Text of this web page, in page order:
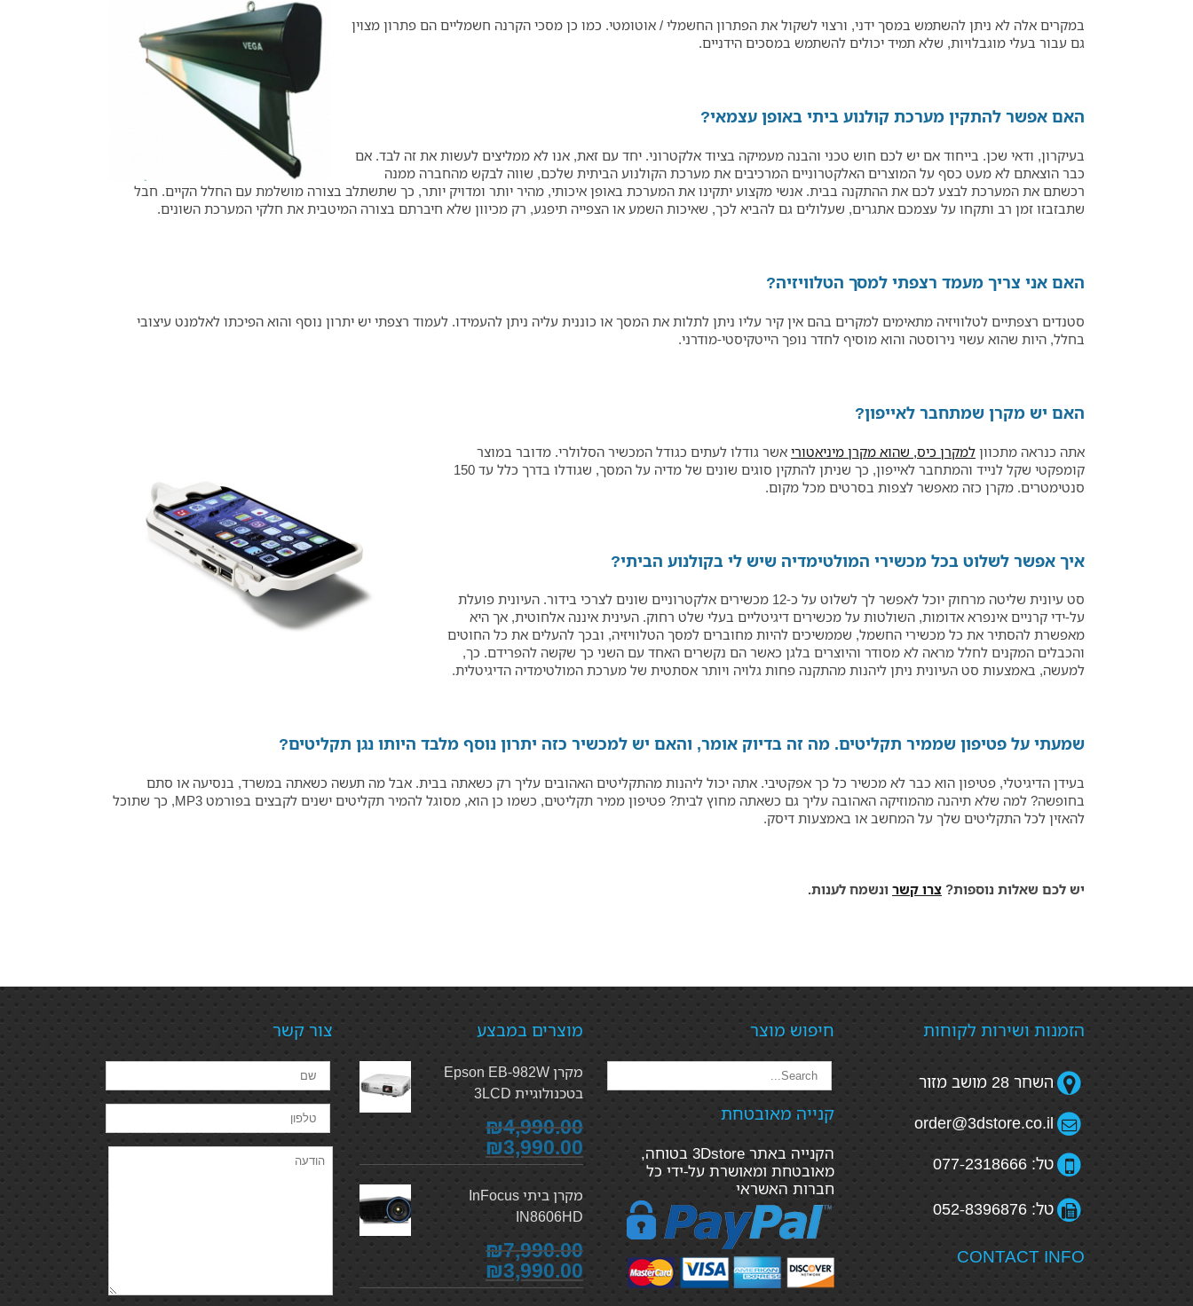
במקרים אלה לא ניתן להשתמש במסך ידני, ורצוי לשקול את הפתרון החשמלי / אוטומטי. כמו כן מסכי הקרנה חשמליים הם פתרון מצוין
גם עבור בעלי מוגבלויות, שלא תמיד יכולים להשתמש במסכים הידניים.
האם אפשר להתקין מערכת קולנוע ביתי באופן עצמאי?
בעיקרון, ודאי שכן. בייחוד אם יש לכם חוש טכני והבנה מעמיקה בציוד אלקטרוני. יחד עם זאת, אנו לא ממליצים לעשות את זה לבד. אם
כבר הוצאתם לא מעט כסף על המוצרים האלקטרוניים המרכיבים את מערכת הקולנוע הביתית שלכם, שווה לבקש מהחברה ממנה
רכשתם את המערכת לבצע לכם את ההתקנה בבית. אנשי מקצוע יתקינו את המערכת באופן איכותי, מהיר יותר ומדויק יותר, כך שתשתלב בצורה מושלמת עם החלל הקיים. חבל
שתבזבזו זמן רב ותקחו על עצמכם אתגרים, שעלולים גם להביא לכך, שאיכות השמע או הצפייה תיפגע, רק מכיוון שלא חיברתם בצורה המיטבית את חלקי המערכת השונים.
האם אני צריך מעמד רצפתי למסך הטלוויזיה?
סטנדים רצפתיים לטלוויזיה מתאימים למקרים בהם אין קיר עליו ניתן לתלות את המסך או כוננית עליה ניתן להעמידו. לעמוד רצפתי יש יתרון נוסף והוא הפיכתו לאלמנט עיצובי
בחלל, היות שהוא עשוי נירוסטה והוא מוסיף לחדר נופך הייטקיסטי-מודרני.
האם יש מקרן שמתחבר לאייפון?
אתה כנראה מתכוון למקרן כיס, שהוא מקרן מיניאטורי אשר גודלו לעתים כגודל המכשיר הסלולרי. מדובר במוצר
קומפקטי שקל לנייד והמתחבר לאייפון, כך שניתן להתקין סוגים שונים של מדיה על המסך, שגודלו בדרך כלל עד 150
סנטימטרים. מקרן כזה מאפשר לצפות בסרטים מכל מקום.
איך אפשר לשלוט בכל מכשירי המולטימדיה שיש לי בקולנוע הביתי?
סט עיונית שליטה מרחוק יוכל לאפשר לך לשלוט על כ-12 מכשירים אלקטרוניים שונים לצרכי בידור. העיונית פועלת
על-ידי קרניים אינפרא אדומות, השולטות על מכשירים דיגיטליים בעלי שלט רחוק. העינית איננה אלחוטית, אך היא
מאפשרת להסתיר את כל מכשירי החשמל, שממשיכים להיות מחוברים למסך הטלוויזיה, ובכך להעלים את כל החוטים
והכבלים המקנים לחלל מראה לא מסודר והיוצרים בלגן כאשר הם נקשרים האחד עם השני כך שקשה להפרידם. כך,
למעשה, באמצעות סט העיונית ניתן ליהנות מהתקנה פחות גלויה ויותר אסתטית של מערכת המולטימדיה הדיגיטלית.
שמעתי על פטיפון שממיר תקליטים. מה זה בדיוק אומר, והאם יש למכשיר כזה יתרון נוסף מלבד היותו נגן תקליטים?
בעידן הדיגיטלי, פטיפון הוא כבר לא מכשיר כל כך אפקטיבי. אתה יכול ליהנות מהתקליטים האהובים עליך רק כשאתה בבית. אבל מה תעשה כשאתה במשרד, בנסיעה או סתם
בחופשה? למה שלא תיהנה מהמוזיקה האהובה עליך גם כשאתה מחוץ לבית? פטיפון ממיר תקליטים, כשמו כן הוא, מסוגל להמיר תקליטים ישנים לקבצים בפורמט MP3, כך שתוכל
להאזין לכל התקליטים שלך על המחשב או באמצעות דיסק.
יש לכם שאלות נוספות? צרו קשר ונשמח לענות.
הזמנות ושירות לקוחות
השחר 28 מושב מזור
order@3dstore.co.il
טל: 077-2318666
טל: 052-8396876
CONTACT INFO
חיפוש מוצר
קנייה מאובטחת
הקנייה באתר 3Dstore בטוחה,
מאובטחת ומאושרת על-ידי כל
חברות האשראי
מוצרים במבצע
מקרן Epson EB-982W
בטכנולוגיית 3LCD
₪4,990.00
₪3,990.00
מקרן ביתי InFocus
IN8606HD
₪7,990.00
₪3,990.00
צור קשר